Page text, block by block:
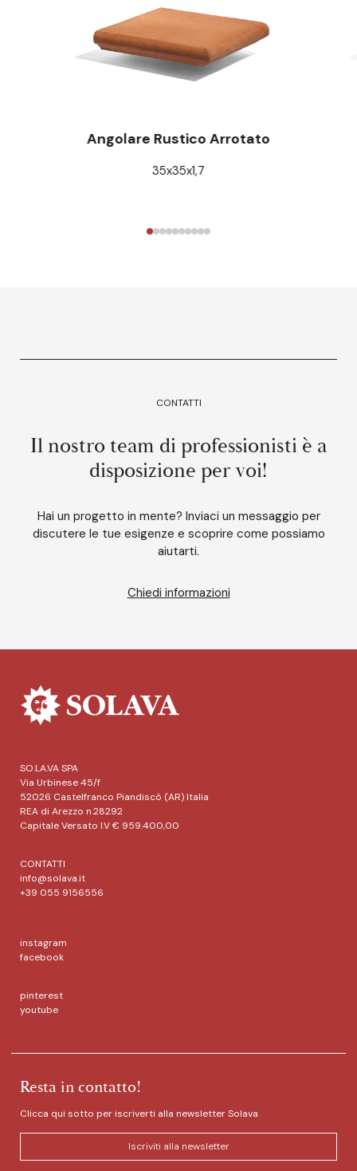
Angolare Rustico Arrotato
35x35x1,7
CONTATTI
Il nostro team di professionisti è a
disposizione per voi!
Hai un progetto in mente? Inviaci un messaggio per
discutere le tue esigenze e scoprire come possiamo
aiutarti.
Chiedi informazioni
SO.LA.VA SPA
Via Urbinese 45/f
52026 Castelfranco Piandiscò (AR) Italia
REA di Arezzo n.28292
Capitale Versato I.V € 959.400,00
CONTATTI
info@solava.it
+39 055 9156556
instagram
facebook
pinterest
youtube
Resta in contatto!
Clicca qui sotto per iscriverti alla newsletter Solava
Iscriviti alla newsletter